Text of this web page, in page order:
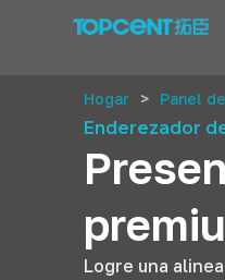
Hogar > Panel
Enderezador
Logre una